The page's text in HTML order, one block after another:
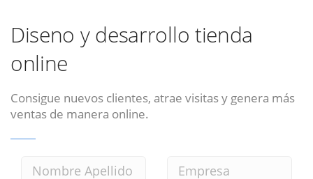
Diseno y desarrollo tienda
online
Consigue nuevos clientes, atrae visitas y genera más
ventas de manera online.